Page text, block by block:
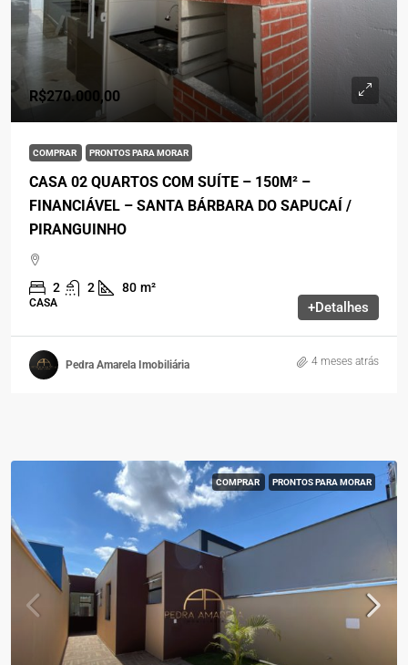
R$270.000,00
COMPRAR PRONTOS PARA MORAR
CASA 02 QUARTOS COM SUÍTE – 150M² –
FINANCIÁVEL – SANTA BÁRBARA DO SAPUCAÍ /
PIRANGUINHO
2 2 80 m²
CASA +Detalhes
Pedra Amarela Imobiliária 4 meses atrás
COMPRAR PRONTOS PARA MORAR